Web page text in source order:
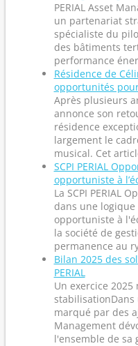
PERIAL Asset
un partenariat
spécialiste du
des bâtiments
performance
Résidence de
opportunités pour
Après plusieurs
annonce son
résidence
largement le
musical. Cet
SCPI PERIAL
opportuniste à
La SCPI PERIAL
dans une
opportuniste à
la société de
permanence au
Bilan 2025 des
PERIAL
Un exercice
marqué par des
Management
l'ensemble de sa